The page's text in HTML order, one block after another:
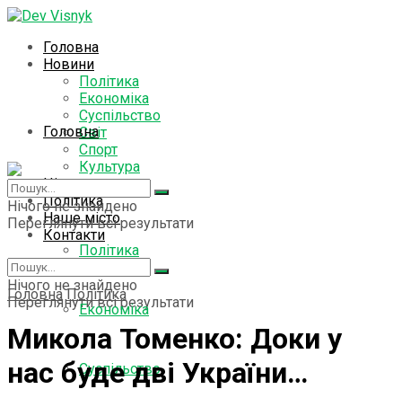
Головна
Новини
Політика
Економіка
Суспільство
Світ
Спорт
Культура
Цікаво знати
Політика
Наше місто
Контакти
Нічого не знайдено
Переглянути всі результати
Головна
Новини
Політика
Економіка
Суспільство
Нічого не знайдено
Переглянути всі результати
Головна Політика
Микола Томенко: Доки у
нас буде дві України…